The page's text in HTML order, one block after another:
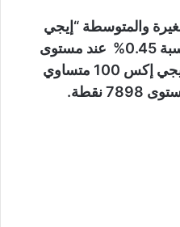
والمتوسطة “إيجي
إكس 70 متساوي الأوزان” بنسبة 0.45% عند مستوى
5408 نقطة، وصعد مؤشر “إيجي إكس 100 متساوي